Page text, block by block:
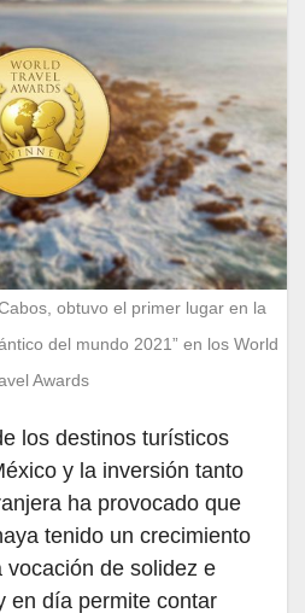
obtuvo el primer lugar en la
del mundo 2021” en los World
Awards
los destinos turísticos
y la inversión tanto
ha provocado que
tenido un crecimiento
vocación de solidez e
en día permite contar